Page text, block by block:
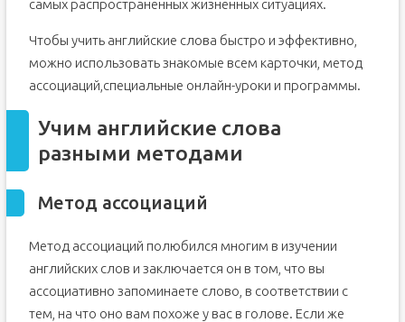
самых распространенных жизненных ситуациях.
Чтобы учить английские слова быстро и эффективно,
можно использовать знакомые всем карточки, метод
ассоциаций,специальные онлайн-уроки и программы.
Учим английские слова
разными методами
Метод ассоциаций
Метод ассоциаций полюбился многим в изучении
английских слов и заключается он в том, что вы
ассоциативно запоминаете слово, в соответствии с
тем, на что оно вам похоже у вас в голове. Если же